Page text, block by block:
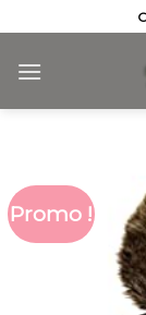
to
content
Promo !